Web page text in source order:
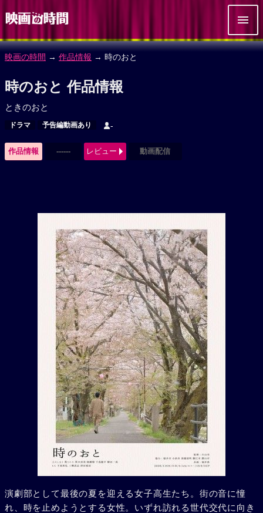
映画の時間 → 作品情報 → 時のおと
時のおと 作品情報
ときのおと
ドラマ 予告編動画あり -
作品情報 ------ レビュー 動画配信
演劇部として最後の夏を迎える女子高生たち。街の音に憧
れ、時を止めようとする女性。いずれ訪れる世代交代に向き